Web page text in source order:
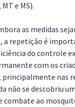
e MS).
as medidas
a repetição é
do controle
com os
nas
não se descobriu
combate ao